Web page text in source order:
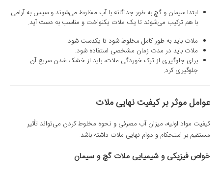
ابتدا سیمان و گچ به طور جداگانه با آب مخلوط می‌شوند و سپس به آرامی
با هم ترکیب می‌شوند تا یک ملات یکنواخت و مناسب به دست آید.
ملات باید به طور کامل مخلوط شود تا یکدست شود.
ملات باید در مدت زمان مشخصی استفاده شود.
برای جلوگیری از ترک خوردگی ملات، باید از خشک شدن سریع آن
جلوگیری کرد.
عوامل موثر بر کیفیت نهایی ملات
کیفیت مواد اولیه، میزان آب مصرفی و نحوه مخلوط کردن می‌تواند تأثیر
مستقیم بر استحکام و دوام نهایی ملات داشته باشد.
خواص فیزیکی و شیمیایی ملات گچ و سیمان